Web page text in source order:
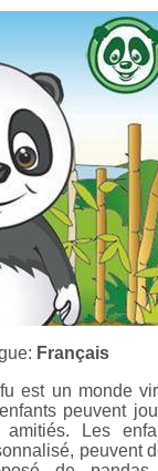
Français
est un monde
peuvent
amitiés. Les
peuvent